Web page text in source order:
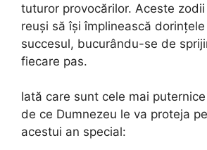
tuturor provocărilor. Aceste
reuși să își împlinească
succesul, bucurându-se de
fiecare pas.
Iată care sunt cele mai
de ce Dumnezeu le va proteja
acestui an special: